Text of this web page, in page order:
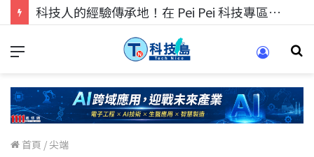
科技人的經驗傳承地！在 Pei Pei 科技專區，與學弟妹交流最硬核的技術
首頁 /尖端